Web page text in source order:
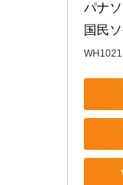
パナ
国民
WH1021